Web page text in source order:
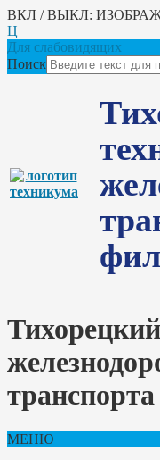
ВКЛ / ВЫКЛ:
Ц
Для слабовидящих
Поиск
МЕНЮ